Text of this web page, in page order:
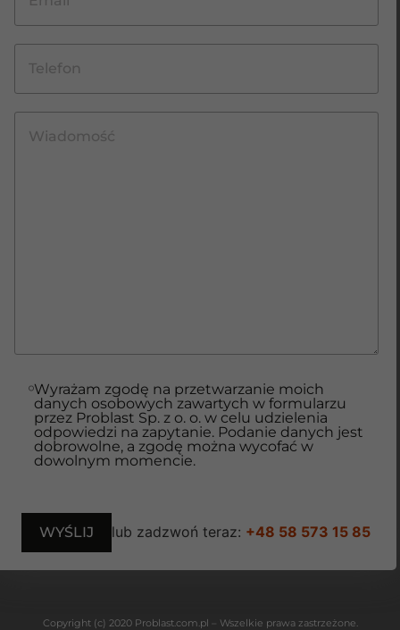
Wyrażam zgodę na przetwarzanie moich
danych osobowych zawartych w formularzu
przez Problast Sp. z o. o. w celu udzielenia
odpowiedzi na zapytanie. Podanie danych jest
dobrowolne, a zgodę można wycofać w
dowolnym momencie.
lub zadzwoń teraz: +48 58 573 15 85
Copyright (c) 2020 Problast.com.pl – Wszelkie prawa zastrzeżone.